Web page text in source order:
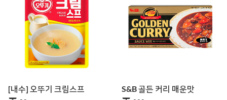
[내수] 오뚜기 크림스프 S&B 골든 커리 매운맛